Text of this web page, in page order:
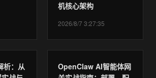
机核心架构
2026/8/7 3:27:35
析：从
OpenClaw AI智能体网